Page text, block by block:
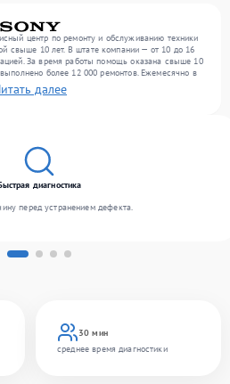
центр по ремонту и обслуживанию техники
свыше 10 лет. В штате компании — от 10 до 16
За время работы помощь оказана свыше 10
более 12 000 ремонтов. Ежемесячно в
300 единиц техники, включая , , . Мы беремся за
высокое качество обслуживания благодаря
далее
30 мин
среднее время диагностики
диагностика
перед устранением дефекта.